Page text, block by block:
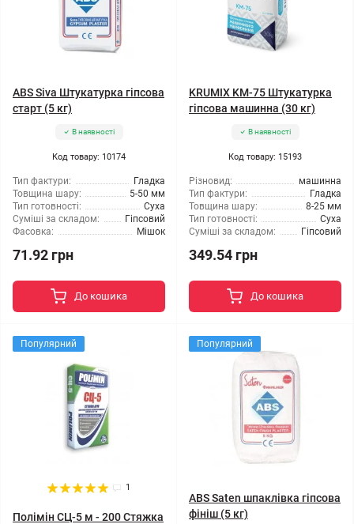
ABS Siva Штукатурка гіпсова
старт (5 кг)
В наявності
Код товару: 10174
Тип фактури:
Гладка
Товщина шару:
5-50 мм
Тип готовності:
Суха
Суміші за складом:
Гіпсовий
Фасовка:
Мішок
71.92 грн
До кошика
KRUMIX KM-75 Штукатурка
гіпсова машинна (30 кг)
В наявності
Код товару: 15193
Різновид:
машинна
Тип фактури:
Гладка
Товщина шару:
8-25 мм
Тип готовності:
Суха
Суміші за складом:
Гіпсовий
349.54 грн
До кошика
Популярний
1
Полімін СЦ-5 м - 200 Стяжка
Популярний
ABS Saten шпаклівка гіпсова
фініш (5 кг)